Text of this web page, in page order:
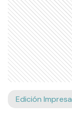
Edición Impresa